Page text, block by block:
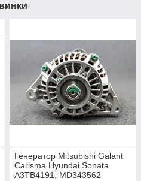
Генератор Mitsubishi Galant
Carisma Hyundai Sonata
A3TB4191, MD343562